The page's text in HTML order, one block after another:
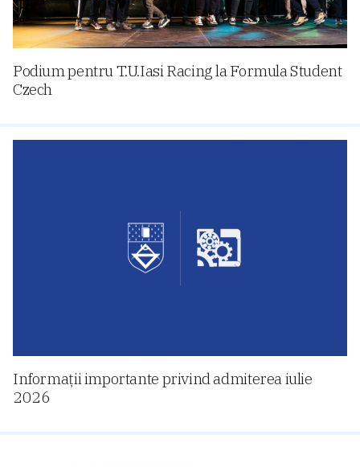
Podium pentru T.U.Iasi Racing la Formula Student
Czech
Informații importante privind admiterea iulie
2026